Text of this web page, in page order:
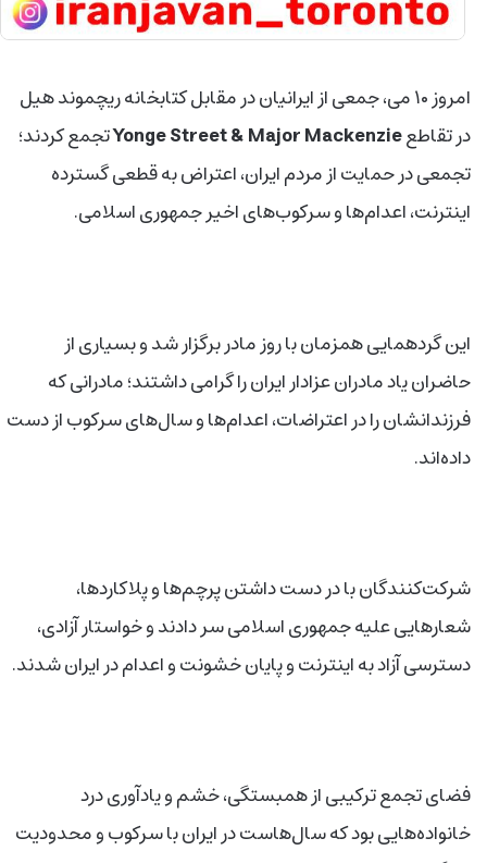
امروز ۱۰ می، جمعی از ایرانیان در مقابل کتابخانه ریچموند هیل
در تقاطعYonge Street & Major Mackenzieتجمع کردند؛
تجمعی در حمایت از مردم ایران، اعتراض به قطعی گسترده
اینترنت، اعدام‌ها و سرکوب‌های اخیر جمهوری اسلامی.
این گردهمایی همزمان با روز مادر برگزار شد و بسیاری از
حاضران یاد مادران عزادار ایران را گرامی داشتند؛ مادرانی که
فرزندانشان را در اعتراضات، اعدام‌ها و سال‌های سرکوب از دست
داده‌اند.
شرکت‌کنندگان با در دست داشتن پرچم‌ها و پلاکاردها،
شعارهایی علیه جمهوری اسلامی سر دادند و خواستار آزادی،
دسترسی آزاد به اینترنت و پایان خشونت و اعدام در ایران شدند.
فضای تجمع ترکیبی از همبستگی، خشم و یادآوری درد
خانواده‌هایی بود که سال‌هاست در ایران با سرکوب و محدودیت